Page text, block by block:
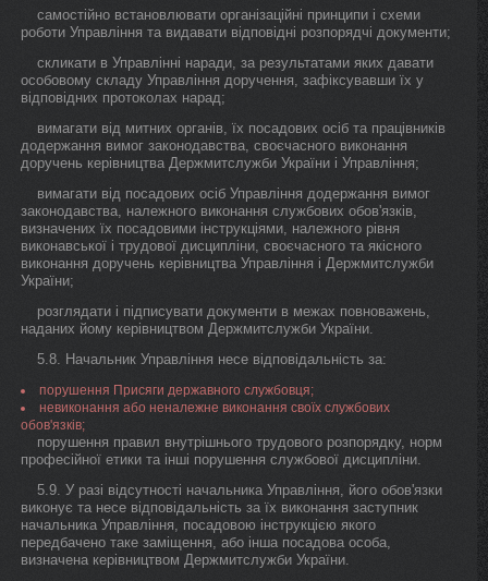
самостійно встановлювати організаційні принципи і схеми
роботи Управління та видавати відповідні розпорядчі документи;
скликати в Управлінні наради, за результатами яких давати
особовому складу Управління доручення, зафіксувавши їх у
відповідних протоколах нарад;
вимагати від митних органів, їх посадових осіб та працівників
додержання вимог законодавства, своєчасного виконання
доручень керівництва Держмитслужби України і Управління;
вимагати від посадових осіб Управління додержання вимог
законодавства, належного виконання службових обов'язків,
визначених їх посадовими інструкціями, належного рівня
виконавської і трудової дисципліни, своєчасного та якісного
виконання доручень керівництва Управління і Держмитслужби
України;
розглядати і підписувати документи в межах повноважень,
наданих йому керівництвом Держмитслужби України.
5.8. Начальник Управління несе відповідальність за:
порушення Присяги державного службовця;
невиконання або неналежне виконання своїх службових
обов'язків;
порушення правил внутрішнього трудового розпорядку, норм
професійної етики та інші порушення службової дисципліни.
5.9. У разі відсутності начальника Управління, його обов'язки
виконує та несе відповідальність за їх виконання заступник
начальника Управління, посадовою інструкцією якого
передбачено таке заміщення, або інша посадова особа,
визначена керівництвом Держмитслужби України.